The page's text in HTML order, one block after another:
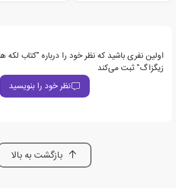
اولین نفری باشید که نظر خود را درباره "کتاب لکه
زیگزاگ" ثبت می‌کند
نظر خود را بنویسید
بازگشت به بالا